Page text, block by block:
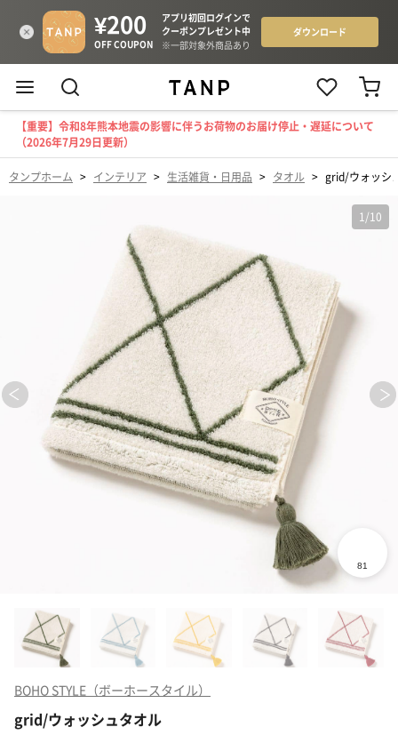
【重要】令和8年熊本地震の影響に伴うお荷物のお届け停止・遅延について
（2026年7月29日更新）
タンプホーム > インテリア > 生活雑貨・日用品 > タオル > grid/ウォッシ
1 /10
BOHO STYLE（ボーホースタイル）
grid/ウォッシュタオル